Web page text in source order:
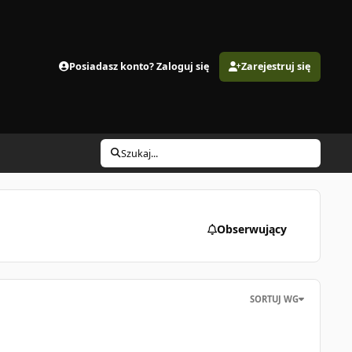
Posiadasz konto? Zaloguj się Zarejestruj się
Szukaj...
Obserwujący
SORTUJ WG